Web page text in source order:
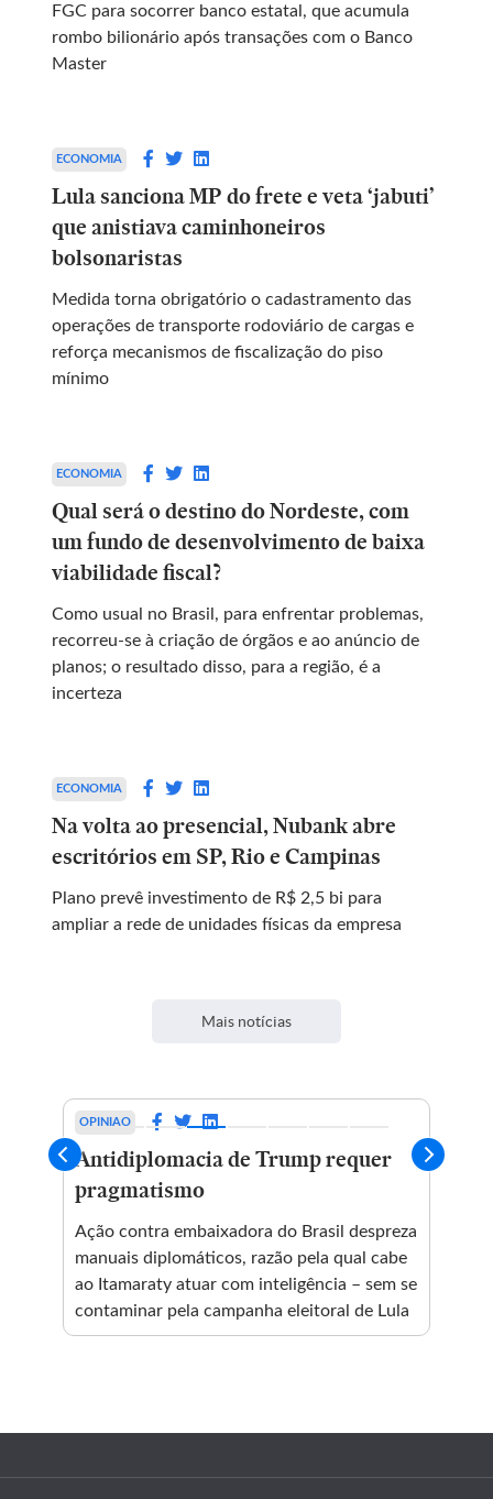
FGC para socorrer banco estatal, que acumula
rombo bilionário após transações com o Banco
Master
ECONOMIA
Lula sanciona MP do frete e veta ‘jabuti’
que anistiava caminhoneiros
bolsonaristas
Medida torna obrigatório o cadastramento das
operações de transporte rodoviário de cargas e
reforça mecanismos de fiscalização do piso
mínimo
ECONOMIA
Qual será o destino do Nordeste, com
um fundo de desenvolvimento de baixa
viabilidade fiscal?
Como usual no Brasil, para enfrentar problemas,
recorreu-se à criação de órgãos e ao anúncio de
planos; o resultado disso, para a região, é a
incerteza
ECONOMIA
Na volta ao presencial, Nubank abre
escritórios em SP, Rio e Campinas
Plano prevê investimento de R$ 2,5 bi para
ampliar a rede de unidades físicas da empresa
Mais notícias
OPINIAO
Antidiplomacia de Trump requer
pragmatismo
Ação contra embaixadora do Brasil despreza
manuais diplomáticos, razão pela qual cabe
ao Itamaraty atuar com inteligência – sem se
contaminar pela campanha eleitoral de Lula